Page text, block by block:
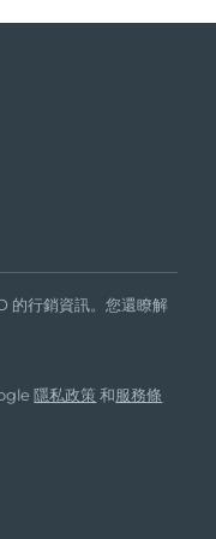
的行銷資訊。您還瞭解
隱私政策 和服務條